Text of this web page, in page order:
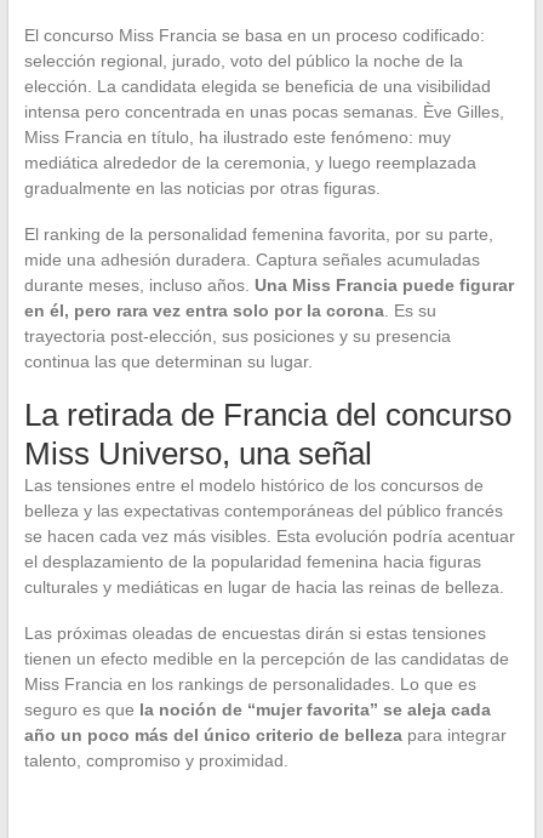
El concurso Miss Francia se basa en un proceso codificado:
selección regional, jurado, voto del público la noche de la
elección. La candidata elegida se beneficia de una visibilidad
intensa pero concentrada en unas pocas semanas. Ève Gilles,
Miss Francia en título, ha ilustrado este fenómeno: muy
mediática alrededor de la ceremonia, y luego reemplazada
gradualmente en las noticias por otras figuras.
El ranking de la personalidad femenina favorita, por su parte,
mide una adhesión duradera. Captura señales acumuladas
durante meses, incluso años. Una Miss Francia puede figurar
en él, pero rara vez entra solo por la corona. Es su
trayectoria post-elección, sus posiciones y su presencia
continua las que determinan su lugar.
La retirada de Francia del concurso
Miss Universo, una señal
Las tensiones entre el modelo histórico de los concursos de
belleza y las expectativas contemporáneas del público francés
se hacen cada vez más visibles. Esta evolución podría acentuar
el desplazamiento de la popularidad femenina hacia figuras
culturales y mediáticas en lugar de hacia las reinas de belleza.
Las próximas oleadas de encuestas dirán si estas tensiones
tienen un efecto medible en la percepción de las candidatas de
Miss Francia en los rankings de personalidades. Lo que es
seguro es que la noción de “mujer favorita” se aleja cada
año un poco más del único criterio de bellezapara integrar
talento, compromiso y proximidad.